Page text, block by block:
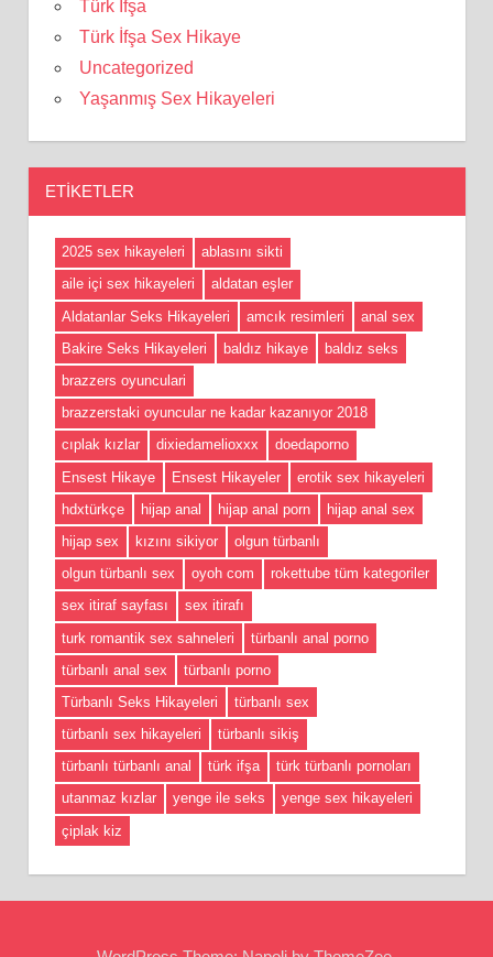
Türk İfşa
Türk İfşa Sex Hikaye
Uncategorized
Yaşanmış Sex Hikayeleri
ETIKETLER
2025 sex hikayeleri
ablasını sikti
aile içi sex hikayeleri
aldatan eşler
Aldatanlar Seks Hikayeleri
amcık resimleri
anal sex
Bakire Seks Hikayeleri
baldız hikaye
baldız seks
brazzers oyunculari
brazzerstaki oyuncular ne kadar kazanıyor 2018
cıplak kızlar
dixiedamelioxxx
doedaporno
Ensest Hikaye
Ensest Hikayeler
erotik sex hikayeleri
hdxtürkçe
hijap anal hijap anal porn
hijap anal sex
hijap sex
kızını sikiyor
olgun türbanlı
olgun türbanlı sex
oyoh com
rokettube tüm kategoriler
sex itiraf sayfası
sex itirafı
turk romantik sex sahneleri
türbanlı anal porno
türbanlı anal sex
türbanlı porno
Türbanlı Seks Hikayeleri
türbanlı sex
türbanlı sex hikayeleri
türbanlı sikiş
türbanlı türbanlı anal
türk ifşa
türk türbanlı pornoları
utanmaz kızlar
yenge ile seks
yenge sex hikayeleri
çiplak kiz